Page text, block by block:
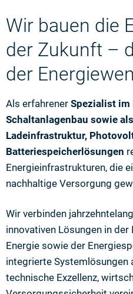
Wir bauen die
der Zukunft –
der
Als erfahrener Spezialist im
Schaltanlagenbau sowie
Ladeinfrastruktur,
Batteriespeicherlösungen
Energieinfrastrukturen, die
nachhaltige Versorgung
Wir verbinden
innovativen Lösungen in
Energie sowie der
integrierte Systemlösungen
technische Exzellenz,